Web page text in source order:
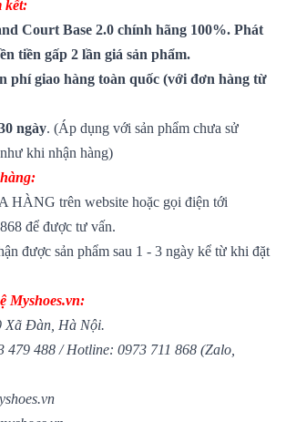
kết:
Court Base 2.0 chính hãng 100%. Phát
tiền gấp 2 lần giá sản phẩm.
phí giao hàng toàn quốc (với đơn hàng từ
ngày. (Áp dụng với sản phẩm chưa sử
khi nhận hàng)
HÀNG trên website hoặc gọi điện tới
để được tư vấn.
được sản phẩm sau 1 - 3 ngày kể từ khi đặt
Myshoes.vn:
Xã Đàn, Hà Nội.
488 / Hotline: 0973 711 868 (Zalo,